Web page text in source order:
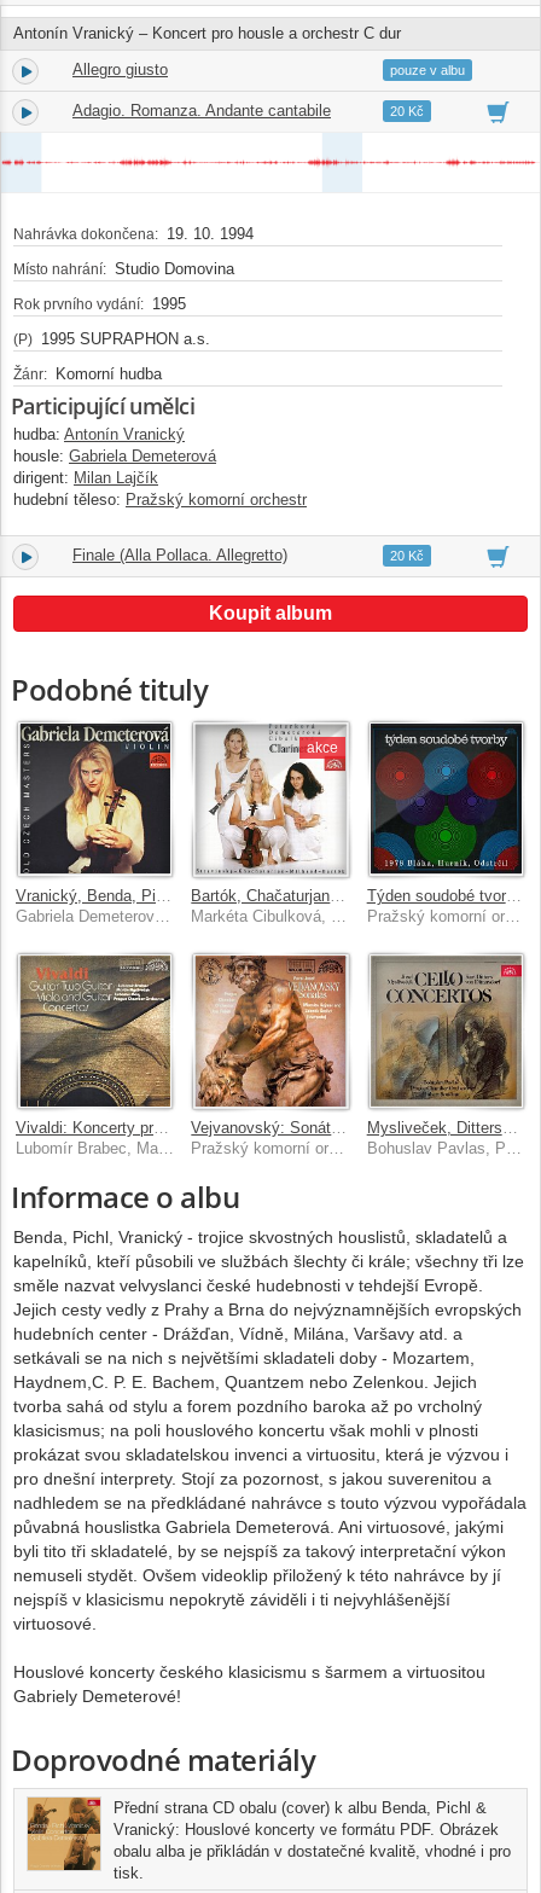
Antonín Vranický – Koncert pro housle a orchestr C dur
7. Allegro giusto 11:43
pouze v albu
8. Adagio. Romanza. Andante cantabile 06:3920 Kč
Nahrávka dokončena: 19. 10. 1994
Místo nahrání: Studio Domovina
Rok prvního vydání: 1995
(P) 1995 SUPRAPHON a.s.
Žánr: Komorní hudba
Participující umělci
hudba: Antonín Vranický
housle: Gabriela Demeterová
dirigent: Milan Lajčík
hudební těleso: Pražský komorní orchestr
9. Finale (Alla Pollaca. Allegretto) 07:2720 Kč
Koupit album
Podobné tituly
akce
Týden soudobé tvorby 1978 / Bláha, Hurník, Odstrčil
Pražský komorní orchestr, Vladimír Válek
Vivaldi: Koncerty pro kytaru, smyčce...
Lubomír Brabec, Martin Mysliveček, Lubomír Malý, Pražský komorní orchestr
Vejvanovský: Sonáty a serenády
Pražský komorní orchestr, Libor Pešek
Mysliveček, Dittersdorf: Koncerty pro violoncello a orchestr
Bohuslav Pavlas, Pražský komorní orchestr, Hubert Soudant
Informace o albu
Benda, Pichl, Vranický - trojice skvostných houslistů, skladatelů a
kapelníků, kteří působili ve službách šlechty či krále; všechny tři lze
směle nazvat velvyslanci české hudebnosti v tehdejší Evropě.
Jejich cesty vedly z Prahy a Brna do nejvýznamnějších evropských
hudebních center - Drážďan, Vídně, Milána, Varšavy atd. a
setkávali se na nich s největšími skladateli doby - Mozartem,
Haydnem,C. P. E. Bachem, Quantzem nebo Zelenkou. Jejich
tvorba sahá od stylu a forem pozdního baroka až po vrcholný
klasicismus; na poli houslového koncertu však mohli v plnosti
prokázat svou skladatelskou invenci a virtuositu, která je výzvou i
pro dnešní interprety. Stojí za pozornost, s jakou suverenitou a
nadhledem se na předkládané nahrávce s touto výzvou vypořádala
půvabná houslistka Gabriela Demeterová. Ani virtuosové, jakými
byli tito tři skladatelé, by se nejspíš za takový interpretační výkon
nemuseli stydět. Ovšem videoklip přiložený k této nahrávce by jí
nejspíš v klasicismu nepokrytě záviděli i ti nejvyhlášenější
virtuosové.
Houslové koncerty českého klasicismu s šarmem a virtuositou
Gabriely Demeterové!
Doprovodné materiály
Přední strana CD obalu (cover) k albu Benda, Pichl &
Vranický: Houslové koncerty ve formátu PDF. Obrázek
obalu alba je přikládán v dostatečné kvalitě, vhodné i pro
tisk.